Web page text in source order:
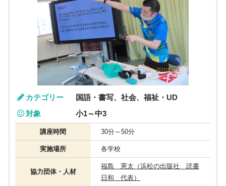
カテゴリー
国語・書写、社会、福祉・UD
対象
小1～中3
講座時間 30分～50分
実施場所 各学校
協力団体・人材
福島 憲太（浜松の出版社 読書
日和 代表）